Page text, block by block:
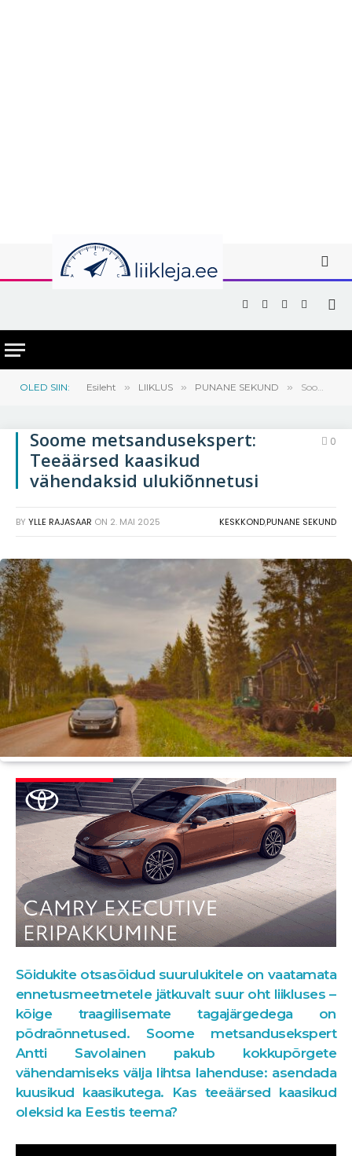
Facebook
X
(Twitter)
Instagram
YouTube
OLED SIIN: Esileht » LIIKLUS » PUNANE SEKUND » Soome metsandusekspert: Teeäärsed kaasikud vähendaksid ulukiõnnetusi
Soome metsandusekspert:
Teeäärsed kaasikud
vähendaksid ulukiõnnetusi
0
BY YLLE RAJASAAR ON 2. MAI 2025 KESKKOND,PUNANE SEKUND
Sõidukite otsasõidud suurulukitele on vaatamata
ennetusmeetmetele jätkuvalt suur oht liikluses –
kõige traagilisemate tagajärgedega on
põdraõnnetused. Soome metsandusekspert
Antti Savolainen pakub kokkupõrgete
vähendamiseks välja lihtsa lahenduse: asendada
kuusikud kaasikutega. Kas teeäärsed kaasikud
oleksid ka Eestis teema?